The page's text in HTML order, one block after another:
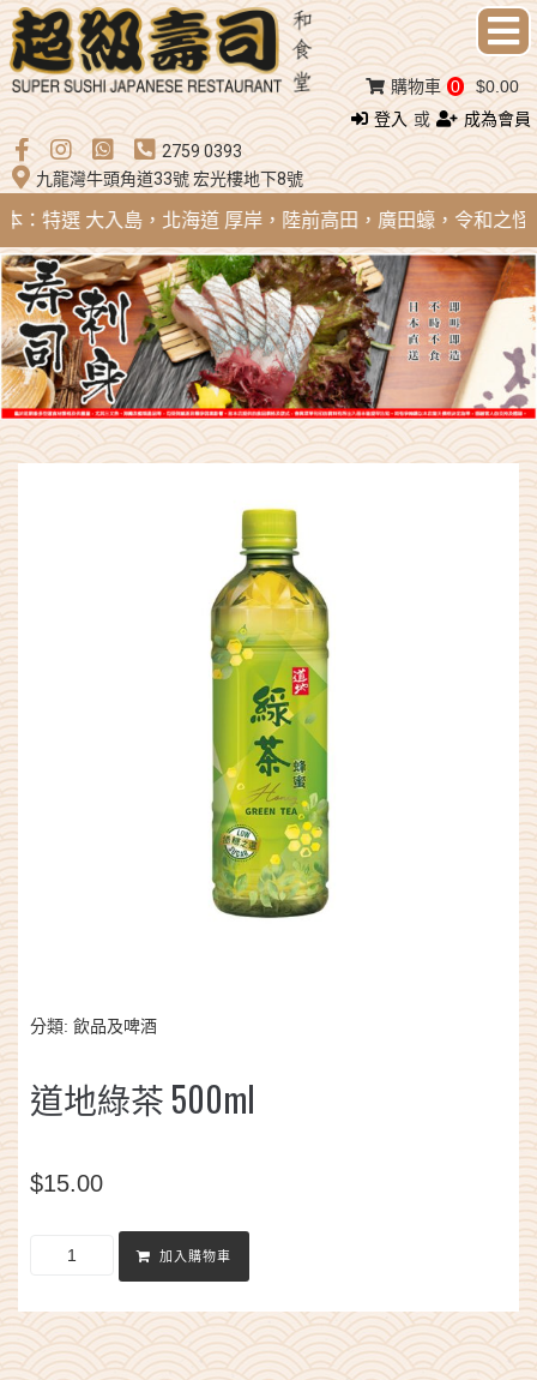
登入 或
成為會員
2759 0393
九龍灣牛頭角道33號 宏光樓地下8號
購物車 0 $0.00
：特選 大入島，北海道 厚岸，陸前高田，廣田蠔，令和之
分類: 飲品及啤酒
道地綠茶 500ml
$15.00
加入購物車